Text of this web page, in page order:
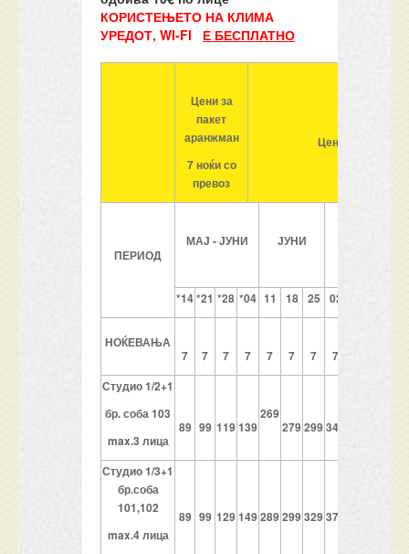
КОРИСТЕЊЕТО НА КЛИМА
УРЕДОТ, WI-FI Е БЕСПЛАТНО
Цени за
пакет
аранжман
7 ноќи со
превоз
Цени за НАЕМ
ПЕРИОД
МАЈ -ЈУНИ ЈУНИ
*14*21 *28 *04 11 18 25 02
НОЌЕВАЊА
7
7 7 7 7 7 7 7
Студио1/2+1
бр. соба 103
max.3 лица
89 99 119139
269
279299349
Студио 1/3+1
бр.соба
101,102
max.4 лица
89 99 129149289299329379